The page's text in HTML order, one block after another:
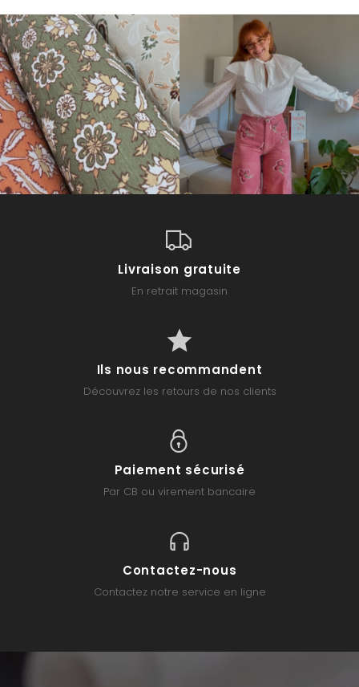
Livraison gratuite
En retrait magasin
Ils nous recommandent
Découvrez les retours de nos clients
Paiement sécurisé
Par CB ou virement bancaire
Contactez-nous
Contactez notre service en ligne